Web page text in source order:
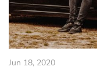
Jun 18, 2020